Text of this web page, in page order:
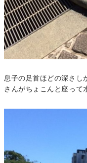
息子の足首ほどの深さし
さんがちょこんと座って